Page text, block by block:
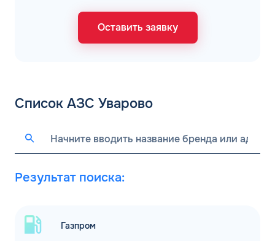
Оставить заявку
Список АЗС Уварово
Результат поиска:
Газпром